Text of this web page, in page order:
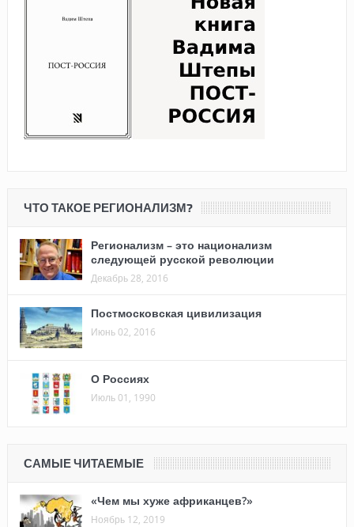
ЧТО ТАКОЕ РЕГИОНАЛИЗМ?
Регионализм – это национализм
следующей русской революции
Декабрь 28, 2016
Постмосковская цивилизация
Июнь 02, 2016
О Россиях
Июль 01, 1990
САМЫЕ ЧИТАЕМЫЕ
«Чем мы хуже африканцев?»
Ноябрь 12, 2019